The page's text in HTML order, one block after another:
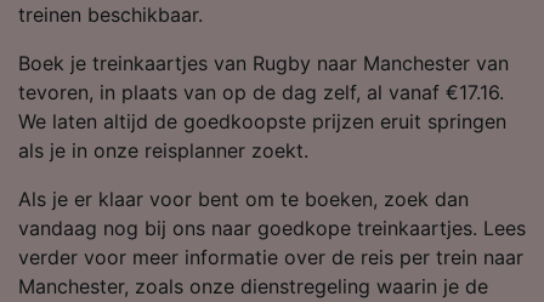
treinen beschikbaar.
Boek je treinkaartjes van Rugby naar Manchester van
tevoren, in plaats van op de dag zelf, al vanaf €17.16.
We laten altijd de goedkoopste prijzen eruit springen
als je in onze reisplanner zoekt.
Als je er klaar voor bent om te boeken, zoek dan
vandaag nog bij ons naar goedkope treinkaartjes. Lees
verder voor meer informatie over de reis per trein naar
Manchester, zoals onze dienstregeling waarin je de